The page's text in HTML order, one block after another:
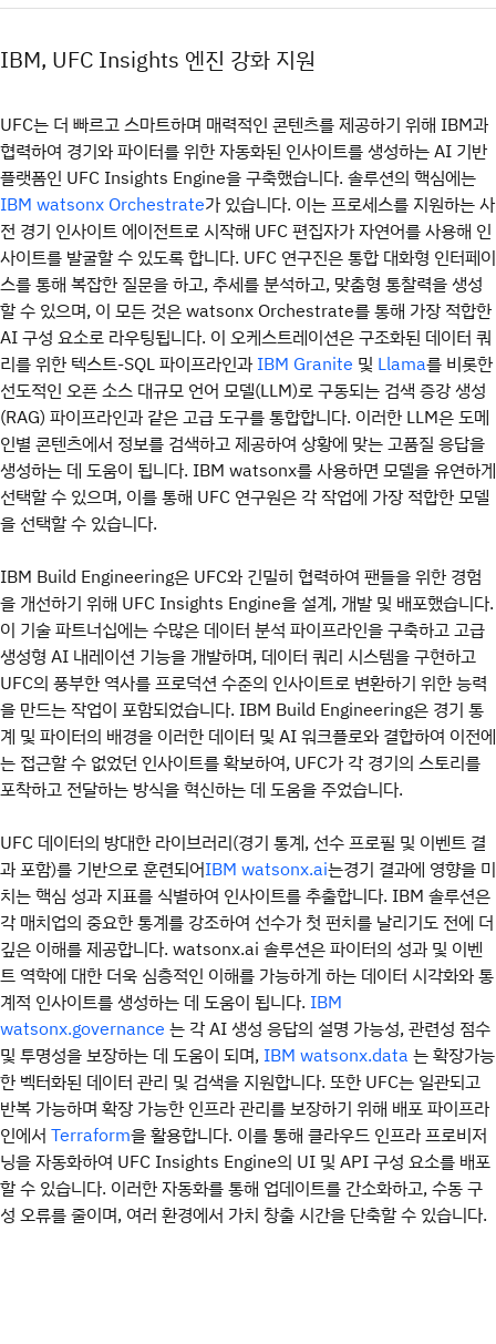
IBM, UFC Insights 엔진 강화 지원
UFC는 더 빠르고 스마트하며 매력적인 콘텐츠를 제공하기 위해 IBM과
협력하여 경기와 파이터를 위한 자동화된 인사이트를 생성하는 AI 기반
플랫폼인 UFC Insights Engine을 구축했습니다. 솔루션의 핵심에는
IBM watsonx Orchestrate가 있습니다. 이는 프로세스를 지원하는 사
전 경기 인사이트 에이전트로 시작해 UFC 편집자가 자연어를 사용해 인
사이트를 발굴할 수 있도록 합니다. UFC 연구진은 통합 대화형 인터페이
스를 통해 복잡한 질문을 하고, 추세를 분석하고, 맞춤형 통찰력을 생성
할 수 있으며, 이 모든 것은 watsonx Orchestrate를 통해 가장 적합한
AI 구성 요소로 라우팅됩니다. 이 오케스트레이션은 구조화된 데이터 쿼
리를 위한 텍스트-SQL 파이프라인과 IBM Granite 및 Llama를 비롯한
선도적인 오픈 소스 대규모 언어 모델(LLM)로 구동되는 검색 증강 생성
(RAG) 파이프라인과 같은 고급 도구를 통합합니다. 이러한 LLM은 도메
인별 콘텐츠에서 정보를 검색하고 제공하여 상황에 맞는 고품질 응답을
생성하는 데 도움이 됩니다. IBM watsonx를 사용하면 모델을 유연하게
선택할 수 있으며, 이를 통해 UFC 연구원은 각 작업에 가장 적합한 모델
을 선택할 수 있습니다.
IBM Build Engineering은 UFC와 긴밀히 협력하여 팬들을 위한 경험
을 개선하기 위해 UFC Insights Engine을 설계, 개발 및 배포했습니다.
이 기술 파트너십에는 수많은 데이터 분석 파이프라인을 구축하고 고급
생성형 AI 내레이션 기능을 개발하며, 데이터 쿼리 시스템을 구현하고
UFC의 풍부한 역사를 프로덕션 수준의 인사이트로 변환하기 위한 능력
을 만드는 작업이 포함되었습니다. IBM Build Engineering은 경기 통
계 및 파이터의 배경을 이러한 데이터 및 AI 워크플로와 결합하여 이전에
는 접근할 수 없었던 인사이트를 확보하여, UFC가 각 경기의 스토리를
포착하고 전달하는 방식을 혁신하는 데 도움을 주었습니다.
UFC 데이터의 방대한 라이브러리(경기 통계, 선수 프로필 및 이벤트 결
과 포함)를 기반으로 훈련되어IBM watsonx.ai는경기 결과에 영향을 미
치는 핵심 성과 지표를 식별하여 인사이트를 추출합니다. IBM 솔루션은
각 매치업의 중요한 통계를 강조하여 선수가 첫 펀치를 날리기도 전에 더
깊은 이해를 제공합니다. watsonx.ai 솔루션은 파이터의 성과 및 이벤
트 역학에 대한 더욱 심층적인 이해를 가능하게 하는 데이터 시각화와 통
계적 인사이트를 생성하는 데 도움이 됩니다. IBM
watsonx.governance 는 각 AI 생성 응답의 설명 가능성, 관련성 점수
및 투명성을 보장하는 데 도움이 되며, IBM watsonx.data 는 확장가능
한 벡터화된 데이터 관리 및 검색을 지원합니다. 또한 UFC는 일관되고
반복 가능하며 확장 가능한 인프라 관리를 보장하기 위해 배포 파이프라
인에서 Terraform을 활용합니다. 이를 통해 클라우드 인프라 프로비저
닝을 자동화하여 UFC Insights Engine의 UI 및 API 구성 요소를 배포
할 수 있습니다. 이러한 자동화를 통해 업데이트를 간소화하고, 수동 구
성 오류를 줄이며, 여러 환경에서 가치 창출 시간을 단축할 수 있습니다.